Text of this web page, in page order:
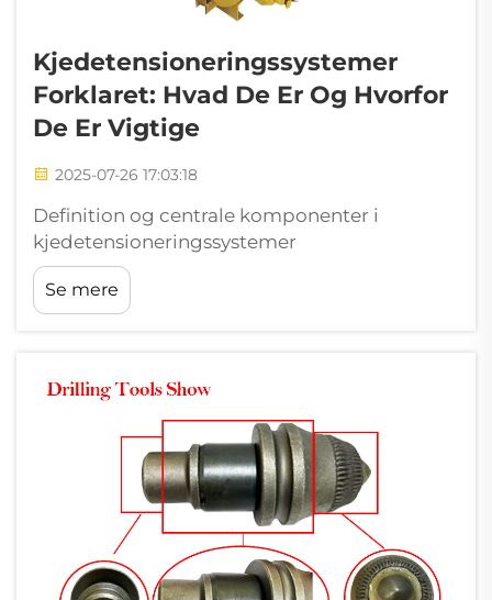
Kjedetensioneringssystemer
Forklaret: Hvad De Er Og Hvorfor
De Er Vigtige
2025-07-26 17:03:18
Definition og centrale komponenter i
kjedetensioneringssystemer
Kjedetensioneringssystemer fungerer som
kritiske spændingsstyringssystemer i tungt
udstyr, der kombinerer fire indbyrdes
strukturel modstand...
Se mere